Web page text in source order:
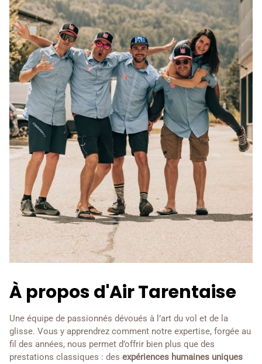
À propos d'Air Tarentaise
Une équipe de passionnés dévoués à l’art du vol et de la
glisse. Vous y apprendrez comment notre expertise, forgée au
fil des années, nous permet d’offrir bien plus que des
prestations classiques : des expériences humaines uniques